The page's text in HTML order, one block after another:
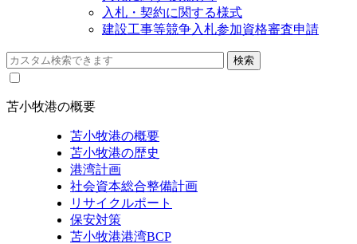
入札・契約に関する様式
建設工事等競争入札参加資格審査申請
苫小牧港の概要
苫小牧港の概要
苫小牧港の歴史
港湾計画
社会資本総合整備計画
リサイクルポート
保安対策
苫小牧港港湾BCP